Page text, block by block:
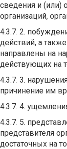
сведения и (или)
организаций,
4.3.7. 2.
действий, а
направлены на
действующих на
4.3.7. 3.
причинение им
4.3.7. 4.
4.3.7. 5.
представителя
достаточных на